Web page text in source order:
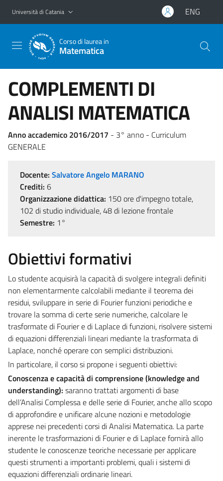
Vai al contenuto principale
Vai al menu di navigazione
Università di Catania ENG
Corso di laurea in
Matematica
COMPLEMENTI DI
ANALISI MATEMATICA
Anno accademico 2016/2017 - 3° anno - Curriculum
GENERALE
Docente: Salvatore Angelo MARANO
Crediti: 6
Organizzazione didattica: 150 ore d'impegno totale,
102 di studio individuale, 48 di lezione frontale
Semestre: 1°
Obiettivi formativi
Lo studente acquisirà la capacità di svolgere integrali definiti
non elementarmente calcolabili mediante il teorema dei
residui, sviluppare in serie di Fourier funzioni periodiche e
trovare la somma di certe serie numeriche, calcolare le
trasformate di Fourier e di Laplace di funzioni, risolvere sistemi
di equazioni differenziali lineari mediante la trasformata di
Laplace, nonché operare con semplici distribuzioni.
In particolare, il corso si propone i seguenti obiettivi:
Conoscenza e capacità di comprensione (knowledge and
understanding): saranno trattati argomenti di base
dell’Analisi Complessa e delle serie di Fourier, anche allo scopo
di approfondire e unificare alcune nozioni e metodologie
apprese nei precedenti corsi di Analisi Matematica. La parte
inerente le trasformazioni di Fourier e di Laplace fornirà allo
studente le conoscenze teoriche necessarie per applicare
questi strumenti a importanti problemi, quali i sistemi di
equazioni differenziali ordinarie lineari.